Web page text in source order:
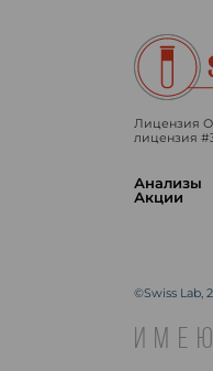
Лицензия
лицензия
Анализы
Акции
©Swiss Lab,